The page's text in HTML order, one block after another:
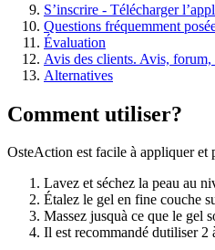
S’inscrire - Télécharger
Questions fréquemment
Évaluation
Avis des clients. Avis, forum,
Alternatives
Comment utiliser?
OsteAction est facile à appliquer et
Lavez et séchez la peau au
Étalez le gel en fine couche
Massez jusquà ce que le gel
Il est recommandé dutiliser 2